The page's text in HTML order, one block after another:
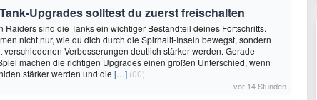
Upgrades solltest du zuerst freischalten
Raiders sind die Tanks ein wichtiger Bestandteil deines Fortschritts.
nicht nur, wie du dich durch die Spirhalit-Inseln bewegst, sondern
verschiedenen Verbesserungen deutlich stärker werden. Gerade
machen die richtigen Upgrades einen großen Unterschied, wenn
stärker werden und die […] (00)
vor 14 Stunden